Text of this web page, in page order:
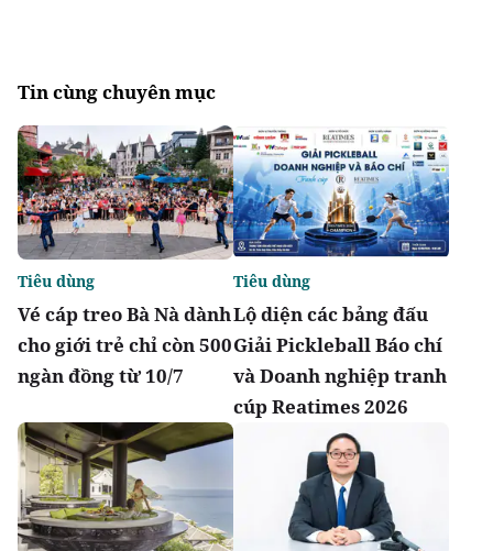
Tin cùng chuyên mục
Vé cáp treo Bà Nà dành
cho giới trẻ chỉ còn 500
ngàn đồng từ 10/7
Tiêu dùng
Lộ diện các bảng đấu
Giải Pickleball Báo chí
và Doanh nghiệp tranh
cúp Reatimes 2026
Tiêu dùng